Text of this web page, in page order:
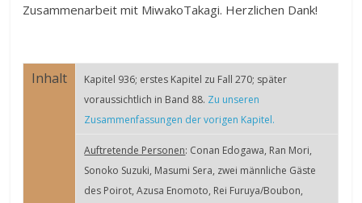
Zusammenarbeit mit MiwakoTakagi. Herzlichen Dank!
Inhalt
Kapitel 936; erstes Kapitel zu Fall 270; später
voraussichtlich in Band 88. Zu unseren
Zusammenfassungen der vorigen Kapitel.
Auftretende Personen: Conan Edogawa, Ran Mori,
Sonoko Suzuki, Masumi Sera, zwei männliche Gäste
des Poirot, Azusa Enomoto, Rei Furuya/Boubon,